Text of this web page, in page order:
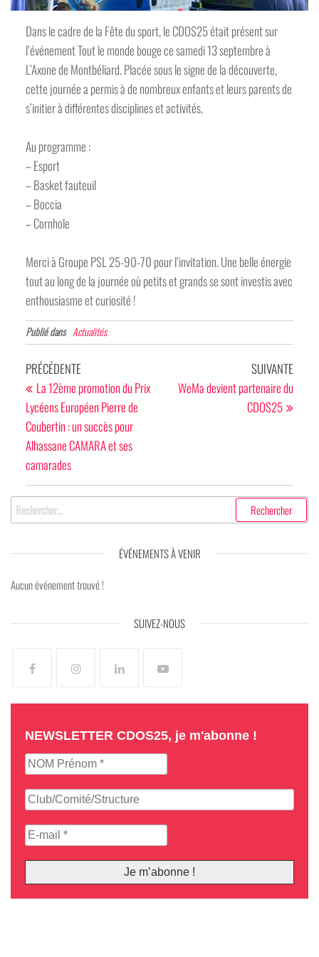
Dans le cadre de la Fête du sport, le CDOS25 était présent sur
l’événement Tout le monde bouge ce samedi 13 septembre à
L’Axone de Montbéliard. Placée sous le signe de la découverte,
cette journée a permis à de nombreux enfants et leurs parents de
s’initier à différentes disciplines et activités.
Au programme :
– Esport
– Basket fauteuil
– Boccia
– Cornhole
Merci à Groupe PSL 25-90-70 pour l’invitation. Une belle énergie
tout au long de la journée où petits et grands se sont investis avec
enthousiasme et curiosité !
Publié dans Actualités
Navigation
de
l’article
Article
précédent
PRÉCÉDENTE
La 12ème promotion du Prix
Lycéens Européen Pierre de
Coubertin : un succès pour
Alhassane CAMARA et ses
camarades
SUIVANTE
WeMa devient partenaire du
CDOS25
Rechercher :
ÉVÉNEMENTS À VENIR
Aucun événement trouvé !
SUIVEZ-NOUS
NEWSLETTER CDOS25, je m'abonne !